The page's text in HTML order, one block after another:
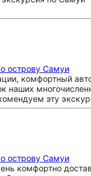
острову Самуи
комфортный
наших
эту
острову Самуи
комфортно